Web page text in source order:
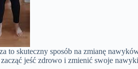
to skuteczny sposób na zmianę
jeść zdrowo i zmienić swoje